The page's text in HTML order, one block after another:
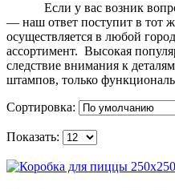
Если у вас возник
— наш ответ поступит в тот
осуществляется в любой
ассортимент. Высокая
следствие внимания к
штампов, только
Сортировка:
Показать: